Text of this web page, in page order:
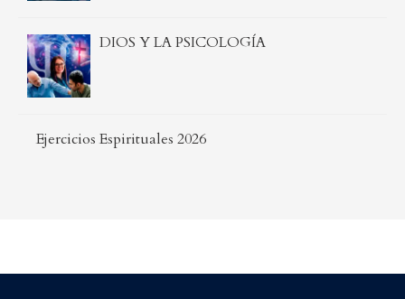
DIOS Y LA PSICOLOGÍA
Ejercicios Espirituales 2026